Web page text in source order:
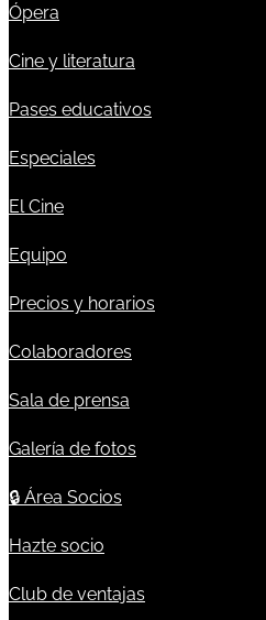
Ópera
Cine y literatura
Pases educativos
Especiales
El Cine
Equipo
Precios y horarios
Colaboradores
Sala de prensa
Galería de fotos
🔒 Área Socios
Hazte socio
Club de ventajas